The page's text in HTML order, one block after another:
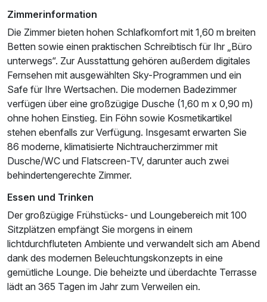
Zimmerinformation
Die Zimmer bieten hohen Schlafkomfort mit 1,60 m breiten
Betten sowie einen praktischen Schreibtisch für Ihr „Büro
unterwegs“. Zur Ausstattung gehören außerdem digitales
Fernsehen mit ausgewählten Sky-Programmen und ein
Safe für Ihre Wertsachen. Die modernen Badezimmer
verfügen über eine großzügige Dusche (1,60 m x 0,90 m)
ohne hohen Einstieg. Ein Föhn sowie Kosmetikartikel
stehen ebenfalls zur Verfügung. Insgesamt erwarten Sie
86 moderne, klimatisierte Nichtraucherzimmer mit
Dusche/WC und Flatscreen-TV, darunter auch zwei
behindertengerechte Zimmer.
Essen und Trinken
Der großzügige Frühstücks- und Loungebereich mit 100
Sitzplätzen empfängt Sie morgens in einem
lichtdurchfluteten Ambiente und verwandelt sich am Abend
dank des modernen Beleuchtungskonzepts in eine
gemütliche Lounge. Die beheizte und überdachte Terrasse
lädt an 365 Tagen im Jahr zum Verweilen ein.